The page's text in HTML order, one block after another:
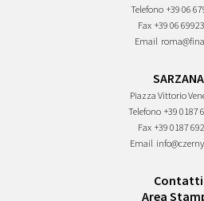
Telefono +39 06
Fax +39 06
Email
SARZANA
Piazza Vittorio
Telefono +39 0187
Fax +39 0187
Email
Contatti
Area